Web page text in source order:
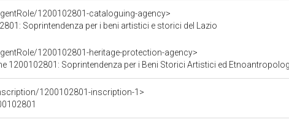
1200102801-cataloguing-agency>
Soprintendenza per i beni artistici e storici del Lazio
1200102801-heritage-protection-agency>
1200102801: Soprintendenza per i Beni Storici Artistici ed
1200102801-inscription-1>